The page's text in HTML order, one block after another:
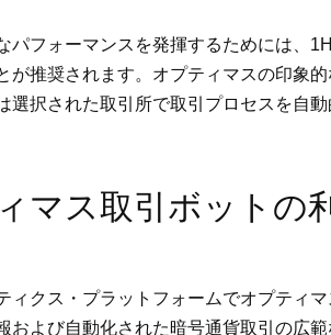
パフォーマンスを発揮するためには、
が推奨されます。オプティマスの印象
選択された取引所で取引プロセスを自動
マス取引ボットの
ィクス・プラットフォームでオプティ
および自動化された暗号通貨取引の広